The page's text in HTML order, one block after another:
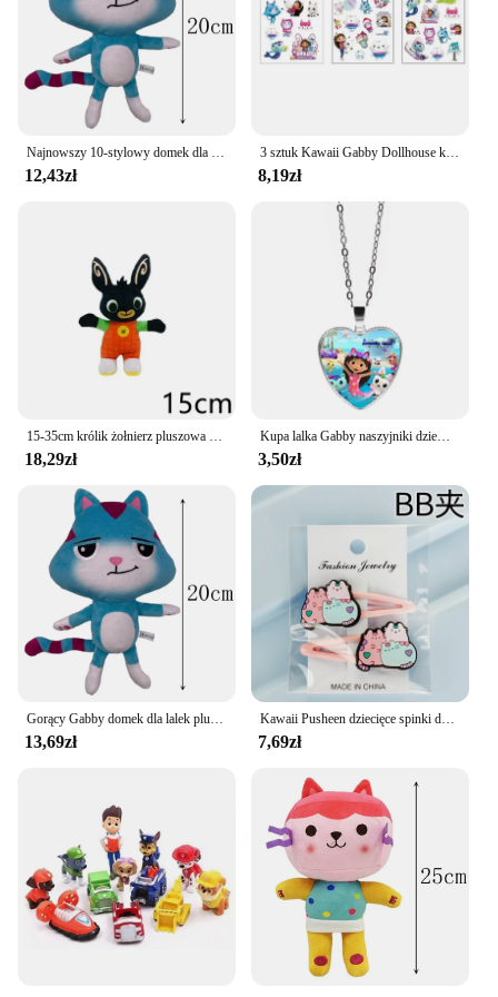
12,43zł
3 sztuk Kawaii Gabby Dollhouse koty naklejki z tatuażami wodoodporna Cartoon śliczne Gabby Doll House koty naklejki dla dzieci zabawki dla dzieci prezenty
8,19zł
18,29zł
Kupa lalka Gabby naszyjniki dziewczyny nowe anime śliczne naszyjnik dziecięcy Choker moda biżuteria dzieci Cosplay klasyczne zabawki prezent gorąca sprzedaż
3,50zł
Gorący Gabby domek dla lalek pluszowa zabawka Mercat Cartoon pluszaki uśmiechnięte kot samochód kot przytulić Gaby Girl lalki prezenty urodzinowe dla dzieci
13,69zł
Kawaii Pusheen dziecięce spinki do włosów Cartoon figurki Anime koty śliczny spinka BB nakrycie głowy w kształcie kropli wody szpilki do włosów prezenty dla dziewczynek
7,69zł